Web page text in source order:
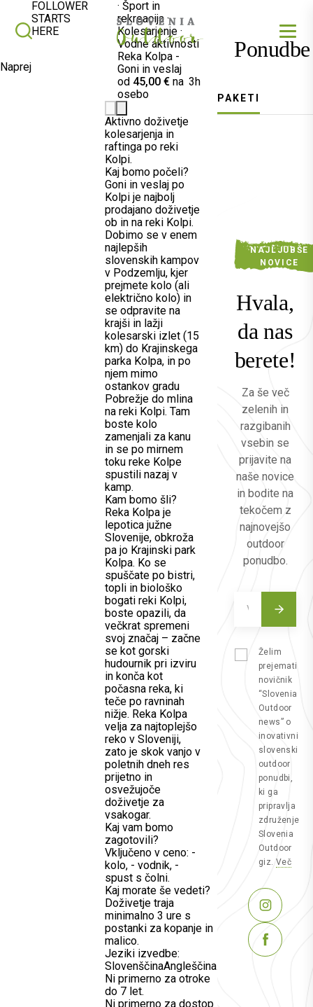
Iskalnik SLOVENIA OUTDOOR
Naprej
FOLLOWER
STARTS
HERE
· Šport in
rekreacija ·
Kolesarjenje ·
Vodne aktivnosti
Reka Kolpa -
Goni in veslaj
od 45,00 € na
osebo
3h
Aktivno doživetje
kolesarjenja in
raftinga po reki
Kolpi.
Kaj bomo počeli?
Goni in veslaj po
Kolpi je najbolj
prodajano doživetje
ob in na reki Kolpi.
Dobimo se v enem
najlepših
slovenskih kampov
v Podzemlju, kjer
prejmete kolo (ali
električno kolo) in
se odpravite na
krajši in lažji
kolesarski izlet (15
km) do Krajinskega
parka Kolpa, in po
njem mimo
ostankov gradu
Pobrežje do mlina
na reki Kolpi. Tam
boste kolo
zamenjali za kanu
in se po mirnem
toku reke Kolpe
spustili nazaj v
kamp.
Kam bomo šli?
Reka Kolpa je
lepotica južne
Slovenije, obkroža
pa jo Krajinski park
Kolpa. Ko se
spuščate po bistri,
topli in biološko
bogati reki Kolpi,
boste opazili, da
večkrat spremeni
svoj značaj – začne
se kot gorski
hudournik pri izviru
in konča kot
počasna reka, ki
teče po ravninah
nižje. Reka Kolpa
velja za najtoplejšo
reko v Sloveniji,
zato je skok vanjo v
poletnih dneh res
prijetno in
osvežujoče
doživetje za
vsakogar.
Kaj vam bomo
zagotovili?
Vključeno v ceno: -
kolo, - vodnik, -
spust s čolni.
Kaj morate še vedeti?
Doživetje traja
minimalno 3 ure s
postanki za kopanje in
malico.
Jeziki izvedbe:
SlovenščinaAngleščina.
Ni primerno za otroke
do 7 let.
Ni primerno za dostop
Ponudbe
PAKETI
NAJLJUBŠE
NOVICE
Hvala,
da nas
berete!
Za še več
zelenih in
razgibanih
vsebin se
prijavite na
naše novice
in bodite na
tekočem z
najnovejšo
outdoor
ponudbo.
Želim
prejemati
novičnik
“Slovenia
Outdoor
news” o
inovativni
slovenski
outdoor
ponudbi,
ki ga
pripravlja
združenje
Slovenia
Outdoor
giz. Več